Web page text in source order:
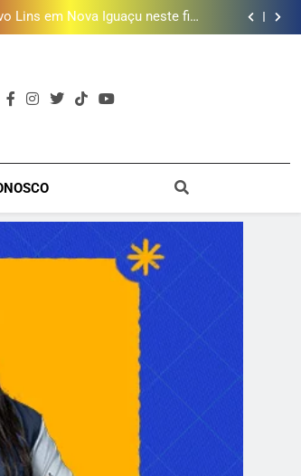
o que mais combina com ele
Lins em Nova Iguaçu neste fim
de semana
vinho em campanha de Dia dos
presentear o seu pai. Descubra
Lins em Nova Iguaçu neste fim
vinho em campanha de Dia dos
de água por ano na Baixada